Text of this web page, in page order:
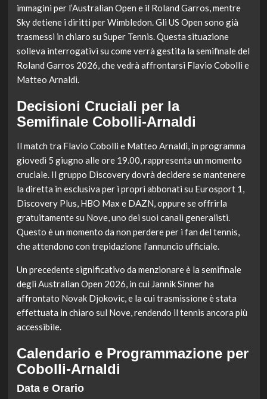
immagini per l’Australian Open e il Roland Garros, mentre
Sky detiene i diritti per Wimbledon. Gli US Open sono già
trasmessi in chiaro su Super Tennis. Questa situazione
solleva interrogativi su come verrà gestita la semifinale del
Roland Garros 2026, che vedrà affrontarsi Flavio Cobolli e
Matteo Arnaldi.
Decisioni Cruciali per la
Semifinale Cobolli-Arnaldi
Il match tra Flavio Cobolli e Matteo Arnaldi, in programma
giovedì 5 giugno alle ore 19.00, rappresenta un momento
cruciale. Il gruppo Discovery dovrà decidere se mantenere
la diretta in esclusiva per i propri abbonati su Eurosport 1,
Discovery Plus, HBO Max e DAZN, oppure se offrirla
gratuitamente su Nove, uno dei suoi canali generalisti.
Questo è un momento da non perdere per i fan del tennis,
che attendono con trepidazione l’annuncio ufficiale.
Un precedente significativo da menzionare è la semifinale
degli Australian Open 2026, in cui Jannik Sinner ha
affrontato Novak Djokovic, e la cui trasmissione è stata
effettuata in chiaro sul Nove, rendendo il tennis ancora più
accessibile.
Calendario e Programmazione per
Cobolli-Arnaldi
Data e Orario